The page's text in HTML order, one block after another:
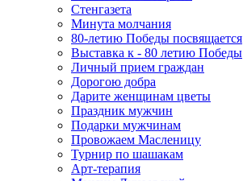
Стенгазета
Минута молчания
80-летию Победы посвящается
Выставка к - 80 летию Победы
Личный прием граждан
Дорогою добра
Дарите женщинам цветы
Праздник мужчин
Подарки мужчинам
Провожаем Масленицу
Турнир по шашакам
Арт-терапия